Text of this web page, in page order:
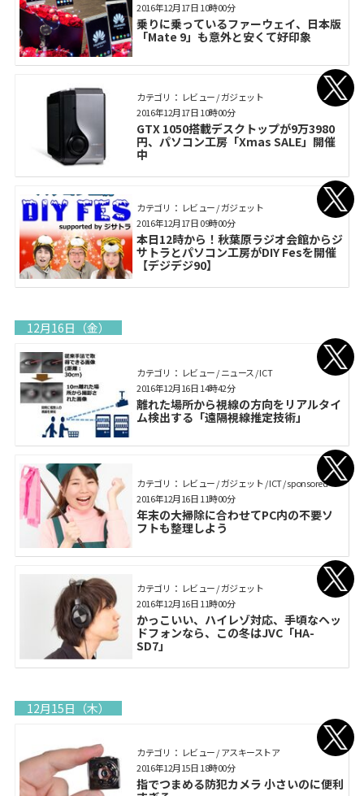
乗りに乗っているファーウェイ、日本版
「Mate 9」も意外と安くて好印象
2016年12月17日 10時00分
カテゴリ： レビュー / ガジェット
GTX 1050搭載デスクトップが9万3980
円、パソコン工房「Xmas SALE」開催
中
2016年12月17日 10時00分
カテゴリ： レビュー / ガジェット
本日12時から！秋葉原ラジオ会館からジ
サトラとパソコン工房がDIY Fesを開催
【デジデジ90】
2016年12月17日 09時00分
12月16日（金）
カテゴリ： レビュー / ニュース / ICT
離れた場所から視線の方向をリアルタイ
ム検出する「遠隔視線推定技術」
2016年12月16日 14時42分
カテゴリ： レビュー / ガジェット / ICT / sponsored
年末の大掃除に合わせてPC内の不要ソ
フトも整理しよう
2016年12月16日 11時00分
カテゴリ： レビュー / ガジェット
かっこいい、ハイレゾ対応、手頃なヘッ
ドフォンなら、この冬はJVC「HA-
SD7」
2016年12月16日 11時00分
12月15日（木）
カテゴリ： レビュー / アスキーストア
指でつまめる防犯カメラ 小さいのに便利
2016年12月15日 18時00分